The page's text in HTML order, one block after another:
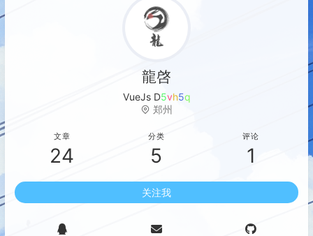
龍啓
VueJs DeveT0rr
郑州
文章
24
分类
5
评论
1
关注我